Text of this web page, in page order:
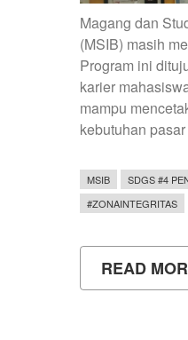
Magang dan
(MSIB) masih
Program ini
karier
mampu
kebutuhan
MSIB SDGS #4
#ZONAINTEGRITAS
READ